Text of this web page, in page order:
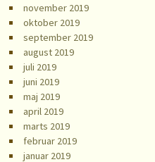
november 2019
oktober 2019
september 2019
august 2019
juli 2019
juni 2019
maj 2019
april 2019
marts 2019
februar 2019
januar 2019